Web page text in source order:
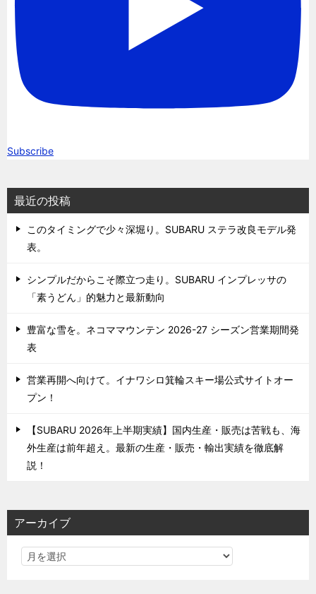
Subscribe
最近の投稿
このタイミングで少々深堀り。SUBARU ステラ改良モデル発
表。
シンプルだからこそ際立つ走り。SUBARU インプレッサの
「素うどん」的魅力と最新動向
豊富な雪を。ネコママウンテン 2026-27 シーズン営業期間発
表
営業再開へ向けて。イナワシロ箕輪スキー場公式サイトオー
プン！
【SUBARU 2026年上半期実績】国内生産・販売は苦戦も、海
外生産は前年超え。最新の生産・販売・輸出実績を徹底解
説！
アーカイブ